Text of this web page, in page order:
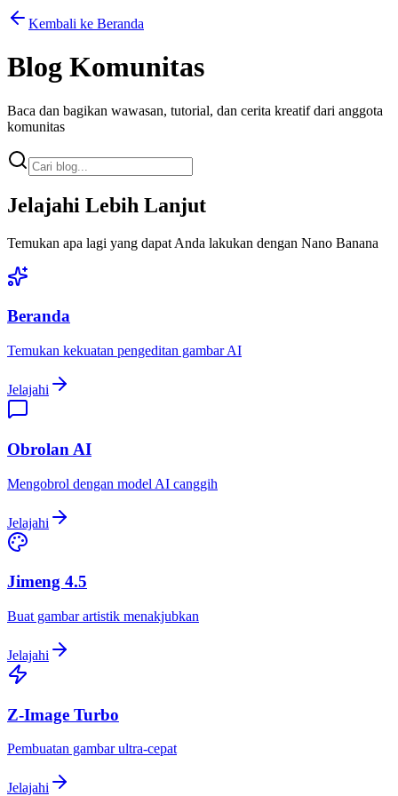
Kembali ke Beranda
Blog Komunitas
Baca dan bagikan wawasan, tutorial, dan cerita kreatif dari anggota
komunitas
Jelajahi Lebih Lanjut
Temukan apa lagi yang dapat Anda lakukan dengan Nano Banana
Beranda
Temukan kekuatan pengeditan gambar AI
Jelajahi
Obrolan AI
Mengobrol dengan model AI canggih
Jelajahi
Jimeng 4.5
Buat gambar artistik menakjubkan
Jelajahi
Z-Image Turbo
Pembuatan gambar ultra-cepat
Jelajahi